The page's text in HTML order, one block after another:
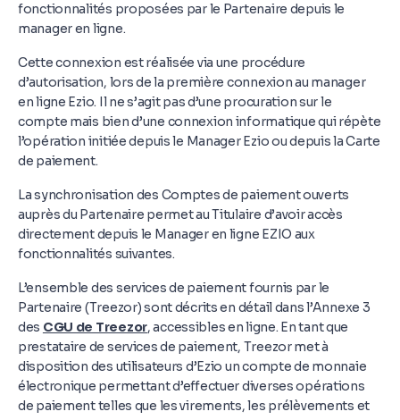
fonctionnalités proposées par le Partenaire depuis le
manager en ligne.
Cette connexion est réalisée via une procédure
d’autorisation, lors de la première connexion au manager
en ligne Ezio. Il ne s’agit pas d’une procuration sur le
compte mais bien d’une connexion informatique qui répète
l’opération initiée depuis le Manager Ezio ou depuis la Carte
de paiement.
La synchronisation des Comptes de paiement ouverts
auprès du Partenaire permet au Titulaire d’avoir accès
directement depuis le Manager en ligne EZIO aux
fonctionnalités suivantes.
L’ensemble des services de paiement fournis par le
Partenaire (Treezor) sont décrits en détail dans l’Annexe 3
des CGU de Treezor, accessibles en ligne. En tant que
prestataire de services de paiement, Treezor met à
disposition des utilisateurs d’Ezio un compte de monnaie
électronique permettant d’effectuer diverses opérations
de paiement telles que les virements, les prélèvements et